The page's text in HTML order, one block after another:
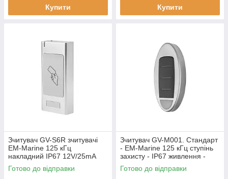
Купити Купити
Зчитувач GV-S6R зчитувачі
EM-Marine 125 кГц
накладний IP67 12V/25mA
метал металік
Готово до відправки
Зчитувач GV-M001. Стандарт
- EM-Marine 125 кГц ступінь
захисту - IP67 живлення -
12V/45mA
Готово до відправки